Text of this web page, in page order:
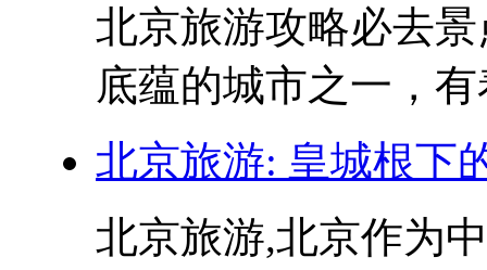
北京旅游攻略必去
底蕴的城市之一，
北京旅游: 皇城根下
北京旅游,北京作为